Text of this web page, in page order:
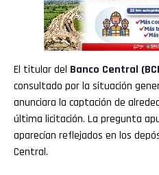
El titular del Banco Central
consultado por la situación
anunciara la captación de
última licitación. La pregunta
aparecían reflejados en los
Central.